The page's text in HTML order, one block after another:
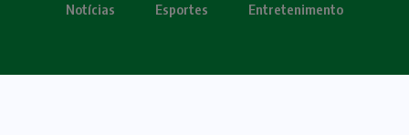
Notícias Esportes Entretenimento